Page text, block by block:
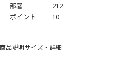
部署
212
ポイント
10
商品説明サイズ・詳細